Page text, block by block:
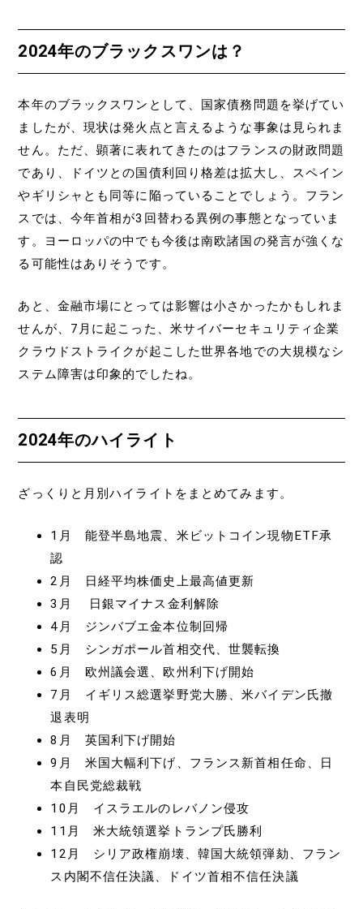
2024年のブラックスワンは？
本年のブラックスワンとして、国家債務問題を挙げてい
ましたが、現状は発火点と言えるような事象は見られま
せん。ただ、顕著に表れてきたのはフランスの財政問題
であり、ドイツとの国債利回り格差は拡大し、スペイン
やギリシャとも同等に陥っていることでしょう。フラン
スでは、今年首相が3回替わる異例の事態となっていま
す。ヨーロッパの中でも今後は南欧諸国の発言が強くな
る可能性はありそうです。
あと、金融市場にとっては影響は小さかったかもしれま
せんが、7月に起こった、米サイバーセキュリティ企業
クラウドストライクが起こした世界各地での大規模なシ
ステム障害は印象的でしたね。
2024年のハイライト
ざっくりと月別ハイライトをまとめてみます。
1月 能登半島地震、米ビットコイン現物ETF承
認
2月 日経平均株価史上最高値更新
3月 日銀マイナス金利解除
4月 ジンバブエ金本位制回帰
5月 シンガポール首相交代、世襲転換
6月 欧州議会選、欧州利下げ開始
7月 イギリス総選挙野党大勝、米バイデン氏撤
退表明
8月 英国利下げ開始
9月 米国大幅利下げ、フランス新首相任命、日
本自民党総裁戦
10月 イスラエルのレバノン侵攻
11月 米大統領選挙トランプ氏勝利
12月 シリア政権崩壊、韓国大統領弾劾、フラン
ス内閣不信任決議、ドイツ首相不信任決議